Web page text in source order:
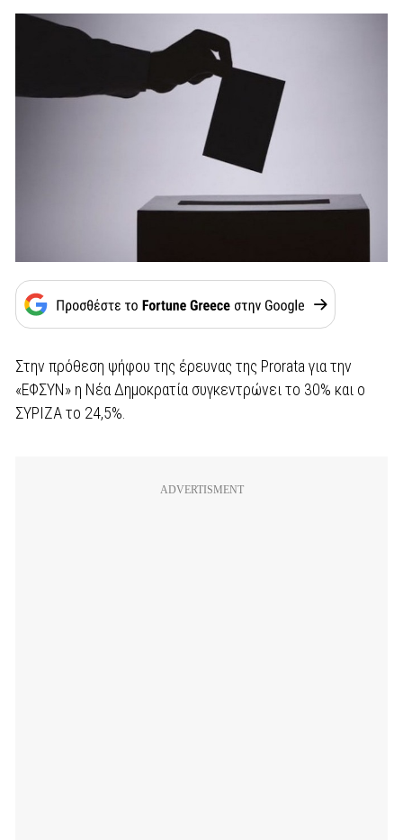
Στην πρόθεση ψήφου της έρευνας της Prorata για την
«ΕΦΣΥΝ» η Νέα Δημοκρατία συγκεντρώνει το 30% και ο
ΣΥΡΙΖΑ το 24,5%.